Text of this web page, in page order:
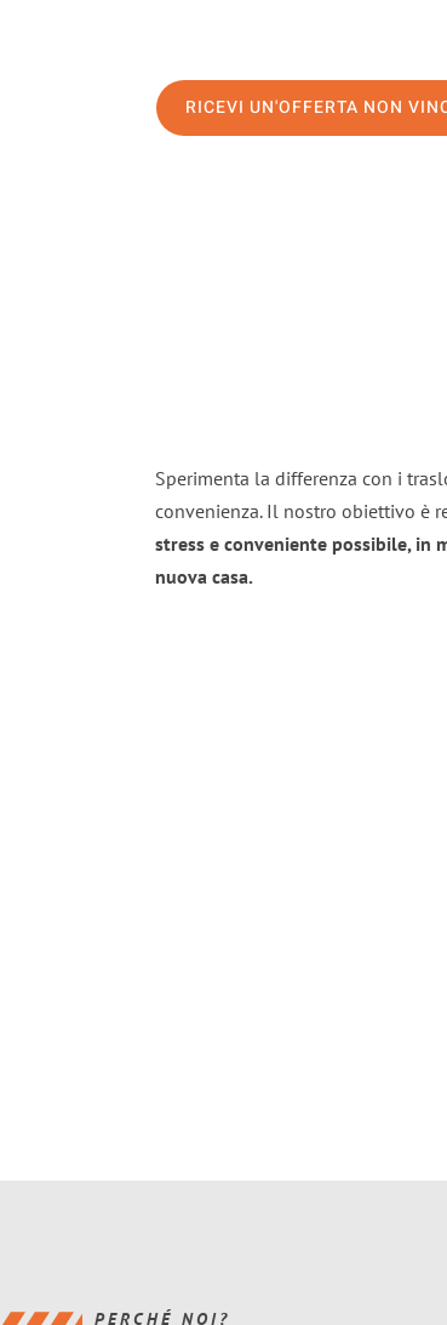
RICEVI UN'OFFERTA NON
Sperimenta la differenza con i
convenienza. Il nostro obiettivo è
stress e conveniente possibile, in
nuova casa.
PERCHÉ NOI?